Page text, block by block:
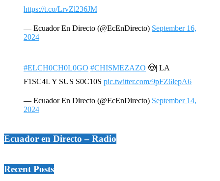
https://t.co/LrvZl236JM
— Ecuador En Directo (@EcEnDirecto) September 16,
2024
#ELCH0CH0L0GO #CHISMEZAZO 🤠| LA
F1SC4L Y SUS S0C10S pic.twitter.com/9pFZ6lepA6
— Ecuador En Directo (@EcEnDirecto) September 14,
2024
Ecuador en Directo – Radio
Recent Posts